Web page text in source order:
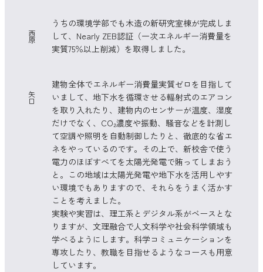
西
原
うちの環境学部でも木造の新研究室棟が完成しま
して、Nearly ZEB認証（一次エネルギー消費量を
実質75％以上削減）を取得しました。
矢
口
建物全体でエネルギー消費量実質ゼロを目指して
いまして、地下水を循環させる輻射式のエアコン
を取り入れたり、建物内のセンサーが温度、湿度
だけでなく、CO₂濃度や振動、騒音などを計測し
て空調や照明を自動制御したりと、徹底的な省エ
ネをやっているのです。その上で、新校舎で使う
電力のほぼすべてを太陽光発電で賄ってしまおう
と。この地域は太陽光発電や地下水を活用しやす
い環境でもありますので、それらをうまく活かす
ことを考えました。
実験や実習は、理工系とデジタル系がベースとな
りますが、文理融合で人文科学や社会科学領域も
学べるようにします。科学コミュニケーションを
専攻したり、教職を目指せるようなコースも用意
しています。